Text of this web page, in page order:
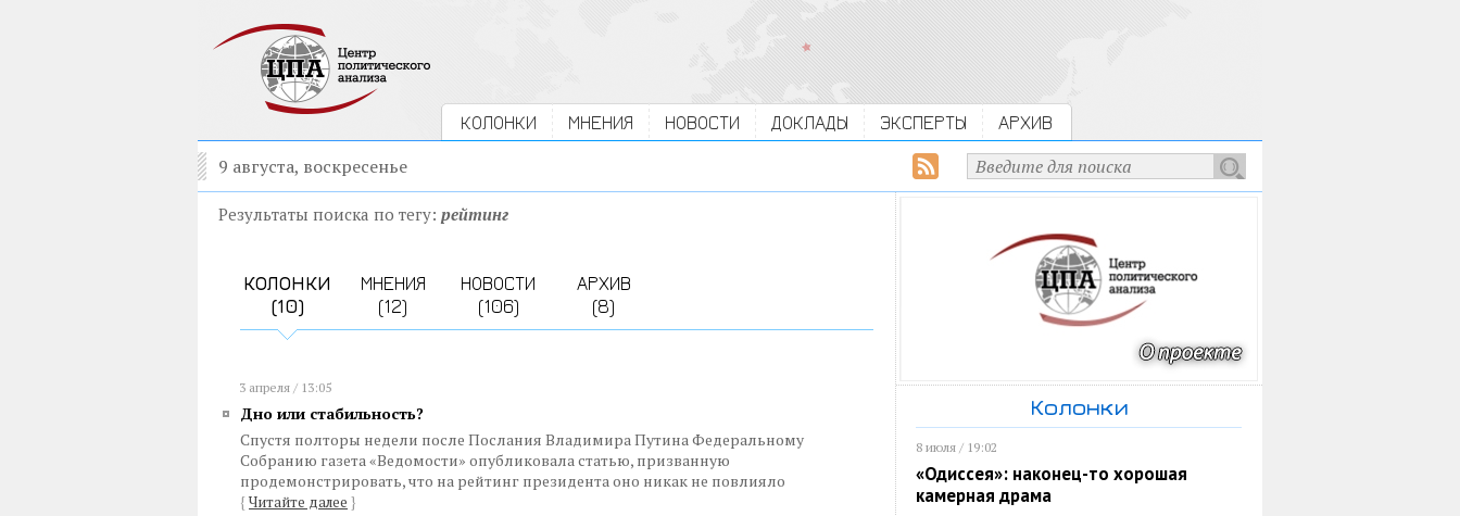
КОЛОНКИ МНЕНИЯ НОВОСТИ ДОКЛАДЫ ЭКСПЕРТЫ АРХИВ
9 августа, воскресенье
Результаты поиска по тегу: рейтинг
КОЛОНКИ
(10)
МНЕНИЯ
(12)
НОВОСТИ
(106)
АРХИВ
(8)
3 апреля / 13:05
Дно или стабильность?
Спустя полторы недели после Послания Владимира Путина Федеральному
Собранию газета «Ведомости» опубликовала статью, призванную
продемонстрировать, что на рейтинг президента оно никак не повлияло
{ Читайте далее }
Колонки
8 июля / 19:02
«Одиссея»: наконец-то хорошая
камерная драма